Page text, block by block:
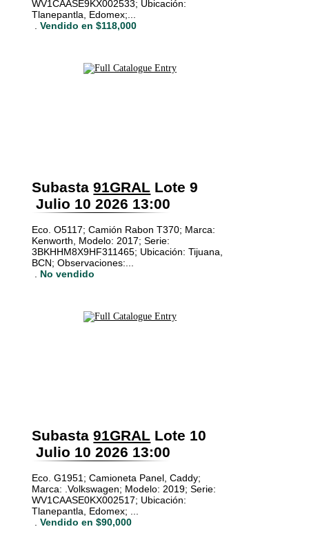
WV1CAASE9KX002533; Ubicación:
Tlanepantla, Edomex;...
Vendido en $118,000
Subasta 91GRAL Lote 9
Julio 10 2026 13:00
Eco. O5117; Camión Rabon T370; Marca:
Kenworth, Modelo: 2017; Serie:
3BKHHM8X9HF311465; Ubicación: Tijuana,
BCN; Observaciones:...
No vendido
Subasta 91GRAL Lote 10
Julio 10 2026 13:00
Eco. G1951; Camioneta Panel, Caddy;
Marca: .Volkswagen; Modelo: 2019; Serie:
WV1CAASE0KX002517; Ubicación:
Tlanepantla, Edomex; ...
Vendido en $90,000